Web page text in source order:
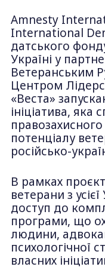
Amnesty
International
датського
Україні у
Ветеранським
Центром
«Веста»
ініціатива,
потенціалу
російсько-
В рамках
ветерани з
доступ до
програми, що
людини,
психологічної
власних